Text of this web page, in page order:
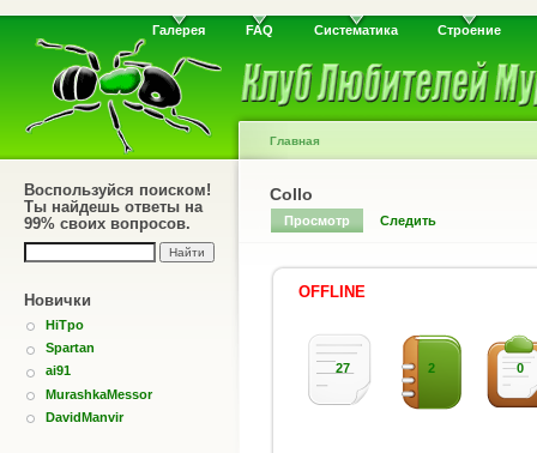
Галерея FAQ Систематика Строение
Воспользуйся поиском!
Ты найдешь ответы на
99% своих вопросов.
Новички
HiTpo
Spartan
ai91
MurashkaMessor
DavidManvir
Главная
Collo
Просмотр Следить
OFFLINE
27 2 0